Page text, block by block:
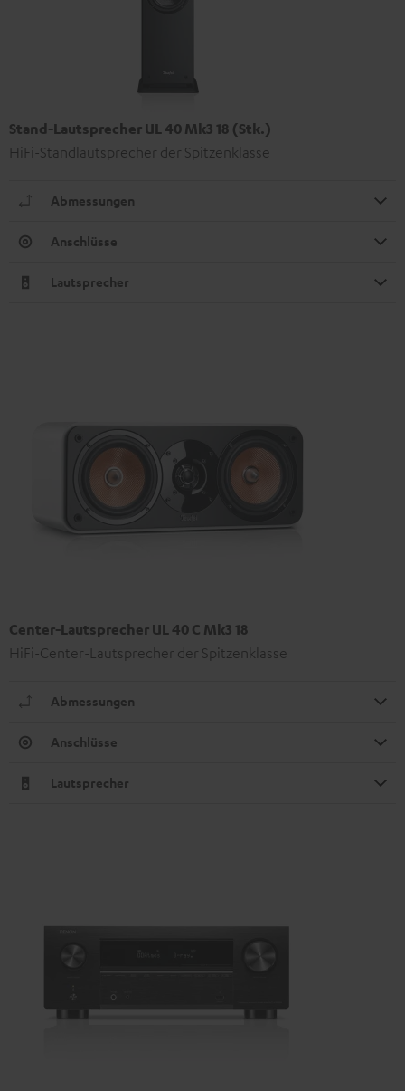
Stand-Lautsprecher UL 40 Mk3 18 (Stk.)
HiFi-Standlautsprecher der Spitzenklasse
Abmessungen
Anschlüsse
Lautsprecher
Center-Lautsprecher UL 40 C Mk3 18
HiFi-Center-Lautsprecher der Spitzenklasse
Abmessungen
Anschlüsse
Lautsprecher